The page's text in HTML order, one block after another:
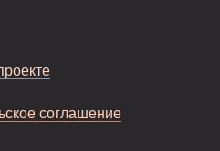
соглашение